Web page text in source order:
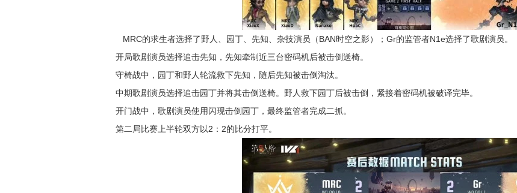
MRC的求生者选择了野人、园丁、先知、杂技演员（BAN时空之影）；Gr的监管者N1e选择了歌剧演员。
开局歌剧演员选择追击先知，先知牵制近三台密码机后被击倒送椅。
守椅战中，园丁和野人轮流救下先知，随后先知被击倒淘汰。
中期歌剧演员选择追击园丁并将其击倒送椅。野人救下园丁后被击倒，紧接着密码机被破译完毕。
开门战中，歌剧演员使用闪现击倒园丁，最终监管者完成二抓。
第二局比赛上半轮双方以2：2的比分打平。